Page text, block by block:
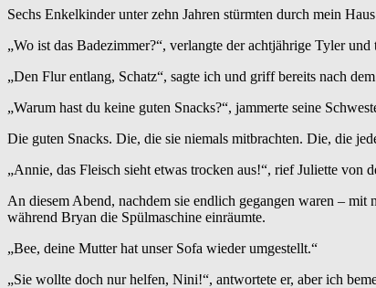
Sechs Enkelkinder unter zehn Jahren stürmten durch mein
„Wo ist das Badezimmer?“, verlangte der achtjährige Tyler
„Den Flur entlang, Schatz“, sagte ich und griff bereits nach
„Warum hast du keine guten Snacks?“, jammerte seine
Die guten Snacks. Die, die sie niemals mitbrachten. Die, die
„Annie, das Fleisch sieht etwas trocken aus!“, rief Juliette von
An diesem Abend, nachdem sie endlich gegangen waren –
während Bryan die Spülmaschine einräumte.
„Bee, deine Mutter hat unser Sofa wieder umgestellt.“
„Sie wollte doch nur helfen, Nini!“, antwortete er, aber ich